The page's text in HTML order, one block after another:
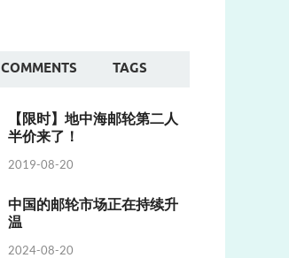
COMMENTS TAGS
【限时】地中海邮轮第二人
半价来了！
2019-08-20
中国的邮轮市场正在持续升
温
2024-08-20